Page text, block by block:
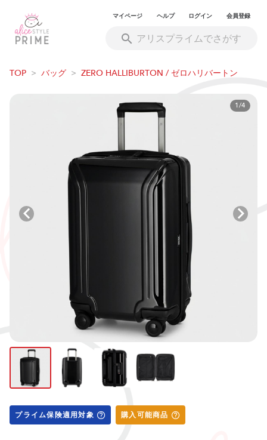
マイページ ヘルプ ログイン 会員登録
TOP > バッグ > ZERO HALLIBURTON / ゼロハリバートン
1/4
プライム保険適用対象 購入可能商品